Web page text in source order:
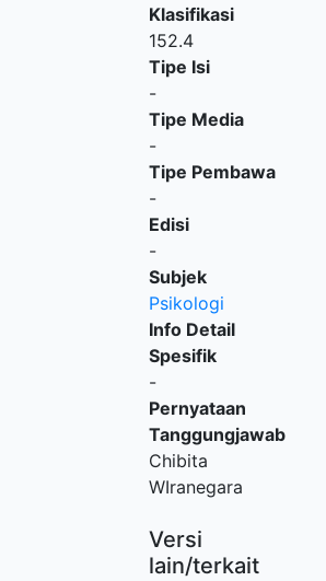
Klasifikasi
152.4
Tipe Isi
-
Tipe Media
-
Tipe Pembawa
-
Edisi
-
Subjek
Psikologi
Info Detail
Spesifik
-
Pernyataan
Tanggungjawab
Chibita
WIranegara
Versi
lain/terkait